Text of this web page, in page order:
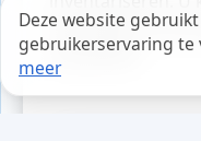
aanvragen om
verkennen.
Deze website
gebruikerservaring te
meer